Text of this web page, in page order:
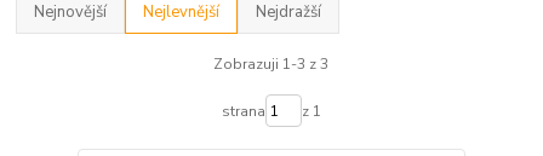
Nejnovější Nejlevnější Nejdražší
Zobrazuji 1-3 z 3
strana z 1